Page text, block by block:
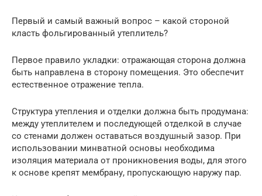
Первый и самый важный вопрос – какой стороной
класть фольгированный утеплитель?
Первое правило укладки: отражающая сторона должна
быть направлена в сторону помещения. Это обеспечит
естественное отражение тепла.
Структура утепления и отделки должна быть продумана:
между утеплителем и последующей отделкой в случае
со стенами должен оставаться воздушный зазор. При
использовании минватной основы необходима
изоляция материала от проникновения воды, для этого
к основе крепят мембрану, пропускающую наружу пар.